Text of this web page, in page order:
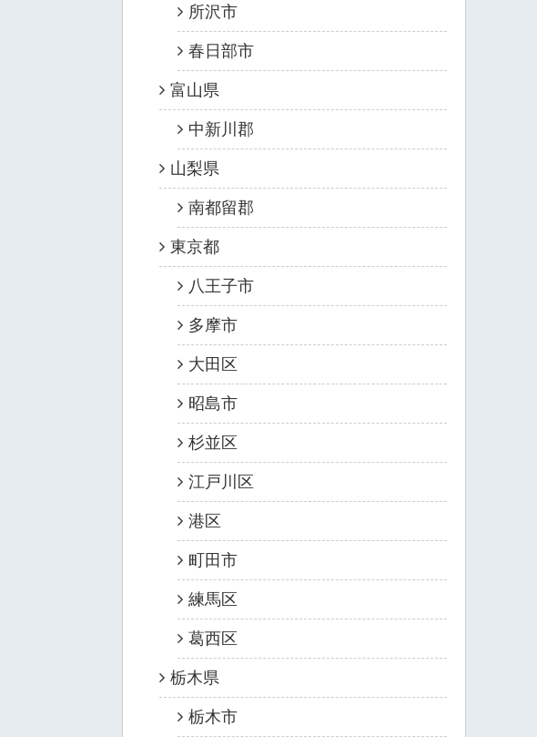
所沢市
春日部市
富山県
中新川郡
山梨県
南都留郡
東京都
八王子市
多摩市
大田区
昭島市
杉並区
江戸川区
港区
町田市
練馬区
葛西区
栃木県
栃木市